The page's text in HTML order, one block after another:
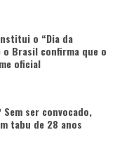
o “Dia da
Brasil confirma que o
oficial
Sem ser convocado,
tabu de 28 anos